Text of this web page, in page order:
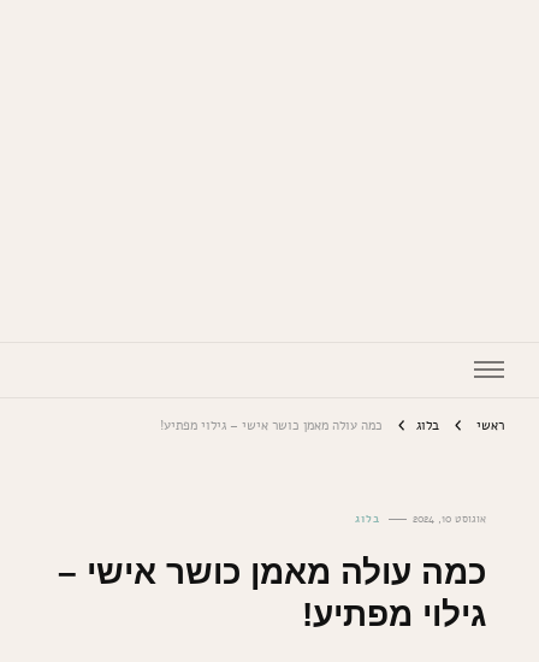
ראשי בלוג כמה עולה מאמן כושר אישי – גילוי מפתיע!
אוגוסט 10, 2024 בלוג
כמה עולה מאמן כושר אישי –
גילוי מפתיע!